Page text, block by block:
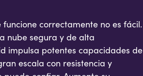
funcione correctamente no es fácil.
nube segura y de alta
impulsa potentes capacidades de
escala con resistencia y